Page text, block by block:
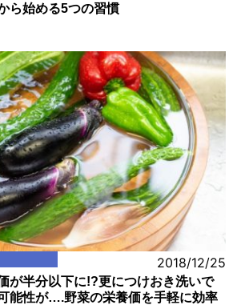
ら始める5つの習慣
2018/12/25
が半分以下に!?更につけおき洗いで
能性が….野菜の栄養価を手軽に効率